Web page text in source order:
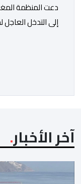
دعت المنظمة
إلى التدخل العاجل
وقالت المنظمة
آخر الأخبار